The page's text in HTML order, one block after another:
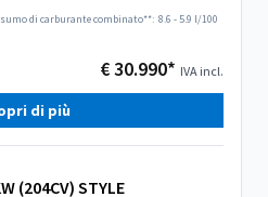
di carburante combinato**: 8.6 - 5.9 l/100
€ 30.990* IVA incl.
di più
(204CV) STYLE